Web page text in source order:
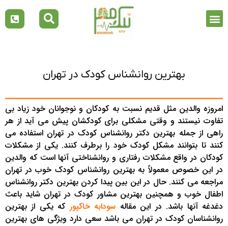
بهترین روانشناس کودک در تهران
امروزه والدین مثل قدیم نسبت به کودکان و نوجوانان خود زیاد بی
تفاوت نیستند و وقتی مشکلی برای کودکشان پیش می آید از هر
راهی از جمله بهترین دکتر روانشناس کودک در تهران استفاده می
کنند تا بتوانند مشکل کودک خود را برطرف کنند. یکی از مشکلات
کودکان در واقع مشکلات رفتاری و روانشناختی آنها است که والدین
در این خصوص معمولاً به بهترین روانشناس کودک خوب در تهران
مراجعه می کنند. حال در این بین پیدا کردن بهترین دکتر روانشناس
اطفال خوب و همچنین بهترین مشاور کودک در تهران شاید باعث
دغدغه آنها باشد. در این مقاله سودابه خاکپور که یکی از بهترین
روانشناسان کودک در تهران می باشد سعی دارد ویژگی های بهترین